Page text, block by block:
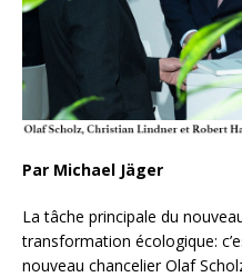
Par Michael Jäger
La tâche principale du
transformation écologique:
nouveau chancelier Olaf